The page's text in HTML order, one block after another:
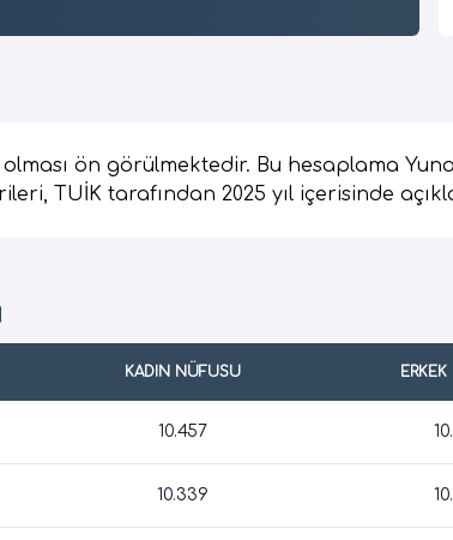
olması ön görülmektedir. Bu hesaplama
TUİK tarafından 2025 yıl içerisinde
KADIN NÜFUSU
10.457
10.339